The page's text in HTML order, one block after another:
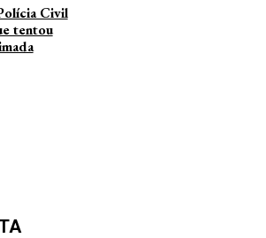
Civil
tentou